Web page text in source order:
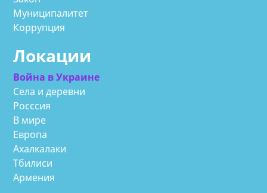
Муниципалитет
Коррупция
Локации
Война в Украине
Села и деревни
Росссия
В мире
Европа
Ахалкалаки
Тбилиси
Армения